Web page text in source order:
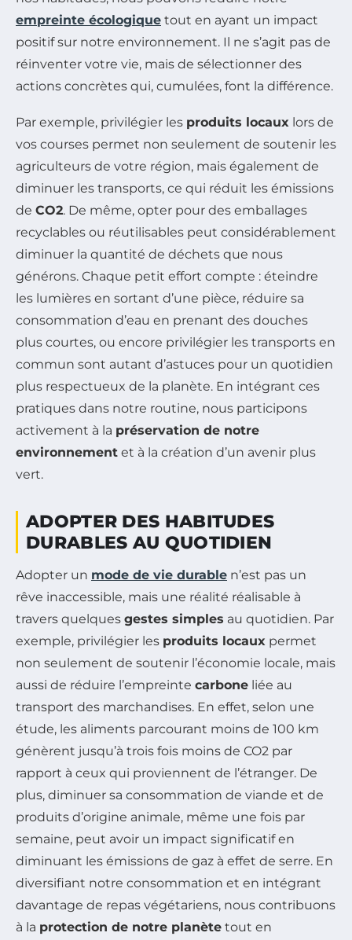
empreinte écologique tout en ayant un impact
positif sur notre environnement. Il ne s’agit pas de
réinventer votre vie, mais de sélectionner des
actions concrètes qui, cumulées, font la différence.
Par exemple, privilégier les produits locaux lors de
vos courses permet non seulement de soutenir les
agriculteurs de votre région, mais également de
diminuer les transports, ce qui réduit les émissions
de CO2. De même, opter pour des emballages
recyclables ou réutilisables peut considérablement
diminuer la quantité de déchets que nous
générons. Chaque petit effort compte : éteindre
les lumières en sortant d’une pièce, réduire sa
consommation d’eau en prenant des douches
plus courtes, ou encore privilégier les transports en
commun sont autant d’astuces pour un quotidien
plus respectueux de la planète. En intégrant ces
pratiques dans notre routine, nous participons
activement à la préservation de notre
environnement et à la création d’un avenir plus
vert.
ADOPTER DES HABITUDES
DURABLES AU QUOTIDIEN
Adopter un mode de vie durable n’est pas un
rêve inaccessible, mais une réalité réalisable à
travers quelques gestes simples au quotidien. Par
exemple, privilégier les produits locaux permet
non seulement de soutenir l’économie locale, mais
aussi de réduire l’empreinte carbone liée au
transport des marchandises. En effet, selon une
étude, les aliments parcourant moins de 100 km
génèrent jusqu’à trois fois moins de CO2 par
rapport à ceux qui proviennent de l’étranger. De
plus, diminuer sa consommation de viande et de
produits d’origine animale, même une fois par
semaine, peut avoir un impact significatif en
diminuant les émissions de gaz à effet de serre. En
diversifiant notre consommation et en intégrant
davantage de repas végétariens, nous contribuons
à la protection de notre planète tout en